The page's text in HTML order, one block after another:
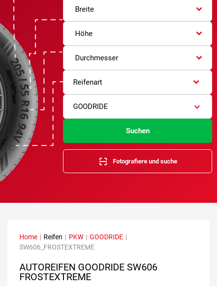
Breite
Höhe
Durchmesser
Reifenart
GOODRIDE
Suchen
Fotografiere und suche
Home | Reifen | PKW | GOODRIDE |
SW606_FROSTEXTREME
AUTOREIFEN GOODRIDE SW606
FROSTEXTREME